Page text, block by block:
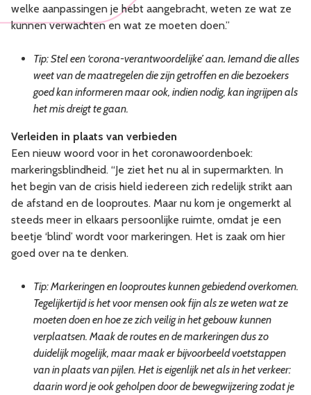
welke aanpassingen je hebt aangebracht, weten ze wat ze
kunnen verwachten en wat ze moeten doen.”
Tip: Stel een ‘corona-verantwoordelijke’ aan. Iemand die alles
weet van de maatregelen die zijn getroffen en die bezoekers
goed kan informeren maar ook, indien nodig, kan ingrijpen als
het mis dreigt te gaan.
Verleiden in plaats van verbieden
Een nieuw woord voor in het coronawoordenboek:
markeringsblindheid. “Je ziet het nu al in supermarkten. In
het begin van de crisis hield iedereen zich redelijk strikt aan
de afstand en de looproutes. Maar nu kom je ongemerkt al
steeds meer in elkaars persoonlijke ruimte, omdat je een
beetje ‘blind’ wordt voor markeringen. Het is zaak om hier
goed over na te denken.
Tip: Markeringen en looproutes kunnen gebiedend overkomen.
Tegelijkertijd is het voor mensen ook fijn als ze weten wat ze
moeten doen en hoe ze zich veilig in het gebouw kunnen
verplaatsen. Maak de routes en de markeringen dus zo
duidelijk mogelijk, maar maak er bijvoorbeeld voetstappen
van in plaats van pijlen. Het is eigenlijk net als in het verkeer:
daarin word je ook geholpen door de bewegwijzering zodat je